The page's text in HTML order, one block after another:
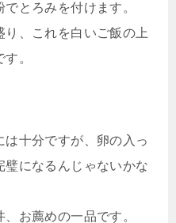
とろみを付けます。
、これを白いご飯の上
。
十分ですが、卵の入っ
になるんじゃないかな
お薦めの一品です。